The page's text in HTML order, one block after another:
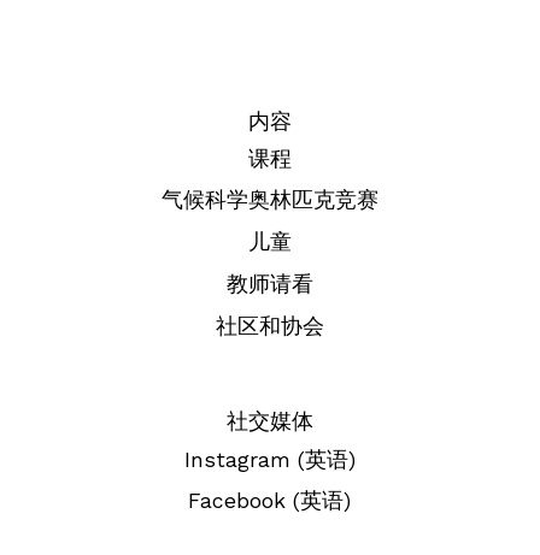
内容
课程
气候科学奥林匹克竞赛
儿童
教师请看
社区和协会
社交媒体
Instagram (英语)
Facebook (英语)